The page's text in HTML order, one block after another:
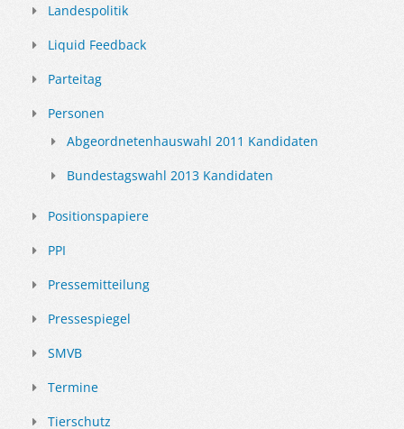
Landespolitik
Liquid Feedback
Parteitag
Personen
Abgeordnetenhauswahl 2011 Kandidaten
Bundestagswahl 2013 Kandidaten
Positionspapiere
PPI
Pressemitteilung
Pressespiegel
SMVB
Termine
Tierschutz